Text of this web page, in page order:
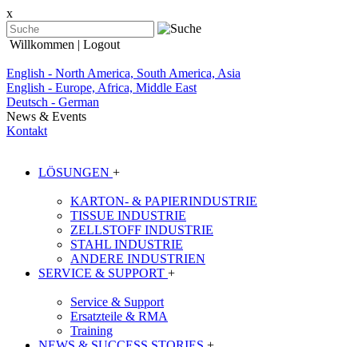
x
Willkommen | Logout
English - North America, South America, Asia
English - Europe, Africa, Middle East
Deutsch - German
News & Events
Kontakt
LÖSUNGEN +
KARTON- & PAPIERINDUSTRIE
TISSUE INDUSTRIE
ZELLSTOFF INDUSTRIE
STAHL INDUSTRIE
ANDERE INDUSTRIEN
SERVICE & SUPPORT +
Service & Support
Ersatzteile & RMA
Training